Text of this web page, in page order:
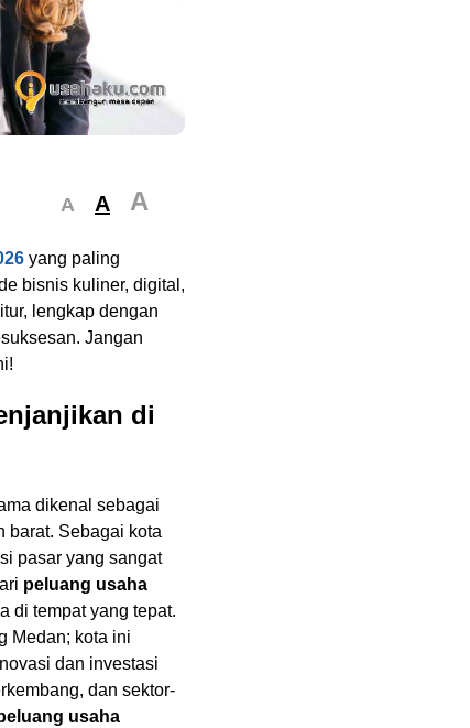
A A A
yang paling
bisnis kuliner, digital,
lengkap dengan
Jangan
di
dikenal sebagai
barat. Sebagai kota
pasar yang sangat
peluang usaha
di tempat yang tepat.
Medan; kota ini
dan investasi
dan sektor-
usaha